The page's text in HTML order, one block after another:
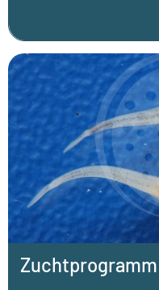
Zuchtprogramm